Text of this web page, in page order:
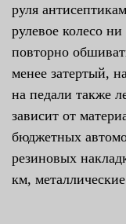
руля
рулевое колесо
повторно
менее затертый,
на педали также
зависит от
бюджетных
резиновых
км,